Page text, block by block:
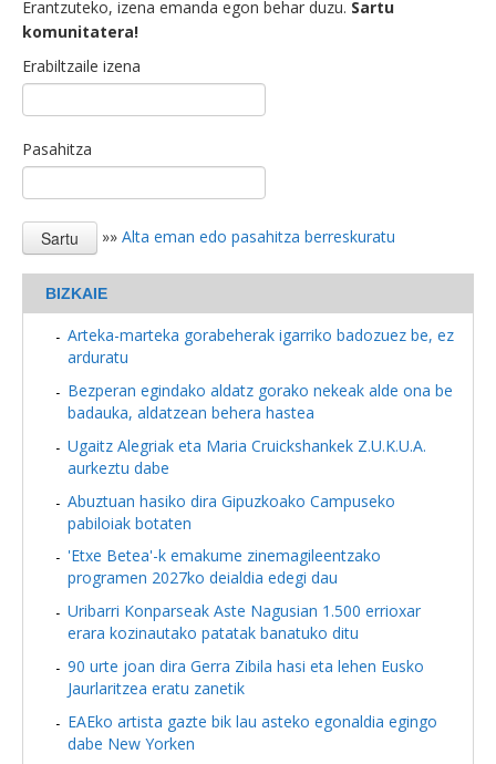
Erantzuteko, izena emanda egon behar duzu. Sartu
komunitatera!
Erabiltzaile izena
Pasahitza
»» Alta eman edo pasahitza berreskuratu
BIZKAIE
Arteka-marteka gorabeherak igarriko badozuez be, ez
arduratu
Bezperan egindako aldatz gorako nekeak alde ona be
badauka, aldatzean behera hastea
Ugaitz Alegriak eta Maria Cruickshankek Z.U.K.U.A.
aurkeztu dabe
Abuztuan hasiko dira Gipuzkoako Campuseko
pabiloiak botaten
'Etxe Betea'-k emakume zinemagileentzako
programen 2027ko deialdia edegi dau
Uribarri Konparseak Aste Nagusian 1.500 errioxar
erara kozinautako patatak banatuko ditu
90 urte joan dira Gerra Zibila hasi eta lehen Eusko
Jaurlaritzea eratu zanetik
EAEko artista gazte bik lau asteko egonaldia egingo
dabe New Yorken